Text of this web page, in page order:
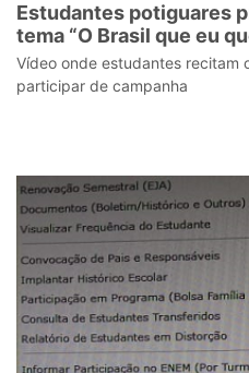
Estudantes potiguares
tema “O Brasil que eu
Vídeo onde estudantes recitam
participar de campanha